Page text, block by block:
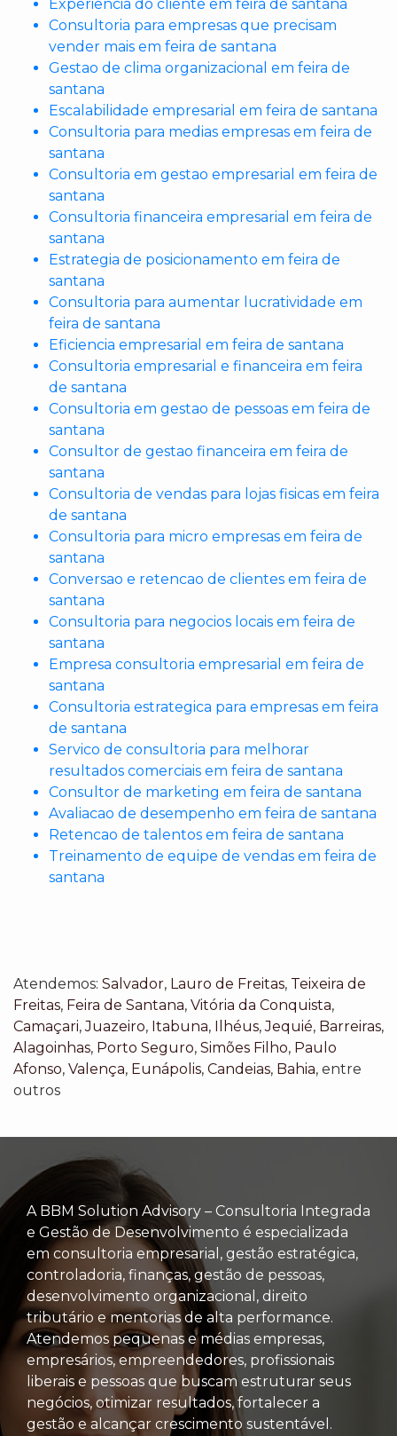
Experiencia do cliente em feira de santana
Consultoria para empresas que precisam
vender mais em feira de santana
Gestao de clima organizacional em feira de
santana
Escalabilidade empresarial em feira de santana
Consultoria para medias empresas em feira de
santana
Consultoria em gestao empresarial em feira de
santana
Consultoria financeira empresarial em feira de
santana
Estrategia de posicionamento em feira de
santana
Consultoria para aumentar lucratividade em
feira de santana
Eficiencia empresarial em feira de santana
Consultoria empresarial e financeira em feira
de santana
Consultoria em gestao de pessoas em feira de
santana
Consultor de gestao financeira em feira de
santana
Consultoria de vendas para lojas fisicas em feira
de santana
Consultoria para micro empresas em feira de
santana
Conversao e retencao de clientes em feira de
santana
Consultoria para negocios locais em feira de
santana
Empresa consultoria empresarial em feira de
santana
Consultoria estrategica para empresas em feira
de santana
Servico de consultoria para melhorar
resultados comerciais em feira de santana
Consultor de marketing em feira de santana
Avaliacao de desempenho em feira de santana
Retencao de talentos em feira de santana
Treinamento de equipe de vendas em feira de
santana
Atendemos: Salvador, Lauro de Freitas, Teixeira de
Freitas, Feira de Santana, Vitória da Conquista,
Camaçari,Juazeiro, Itabuna, Ilhéus,Jequié, Barreiras,
Alagoinhas, Porto Seguro, Simões Filho, Paulo
Afonso, Valença, Eunápolis, Candeias, Bahia, entre
outros
A BBM Solution Advisory – Consultoria Integrada
e Gestão de Desenvolvimento é especializada
em consultoria empresarial, gestão estratégica,
controladoria, finanças, gestão de pessoas,
desenvolvimento organizacional, direito
tributário e mentorias de alta performance.
Atendemos pequenas e médias empresas,
empresários, empreendedores, profissionais
liberais e pessoas que buscam estruturar seus
negócios, otimizar resultados, fortalecer a
gestão e alcançar crescimento sustentável.